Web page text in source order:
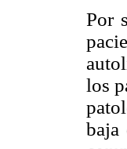
Por
los
baja